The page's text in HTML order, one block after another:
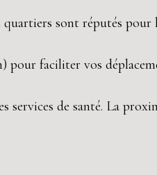
sont réputés
faciliter vos
services de santé. La